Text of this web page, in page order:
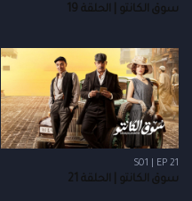
سوق الكانتو | الحلقة 19
S01 | EP 21
سوق الكانتو | الحلقة 21